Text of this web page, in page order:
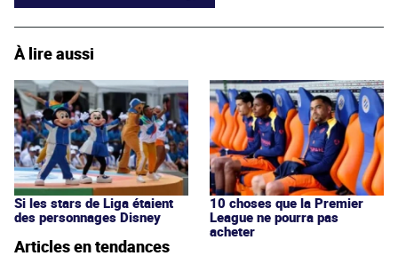
À lire aussi
Si les stars de Liga étaient
des personnages Disney
10 choses que la Premier
League ne pourra pas
acheter
Articles en tendances